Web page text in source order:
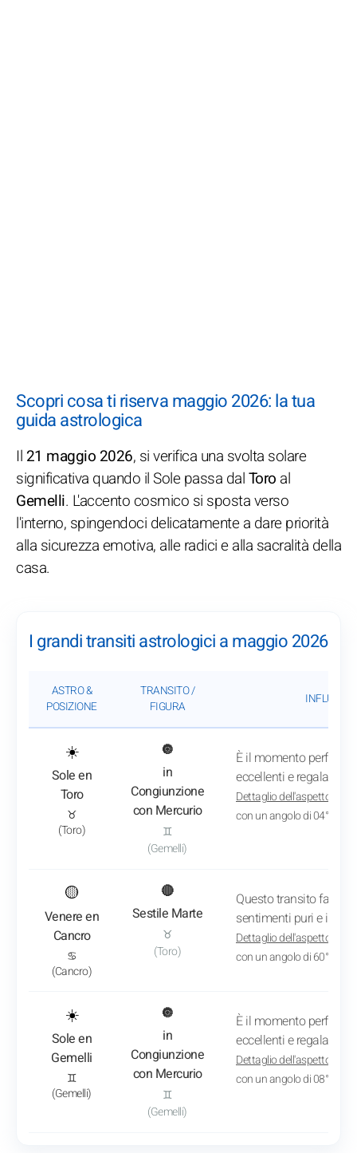
Scopri cosa ti riserva maggio 2026: la tua
guida astrologica
Il 21 maggio 2026, si verifica una svolta solare
significativa quando il Sole passa dalToro al
Gemelli. L'accento cosmico si sposta verso
l'interno, spingendoci delicatamente a dare priorità
alla sicurezza emotiva, alle radici e alla sacralità della
casa.
I grandi transiti astrologici a maggio 2026
ASTRO &
POSIZIONE
TRANSITO /
FIGURA
☀️
Sole en
Toro
: Vedi l'analisi del transito
♉
(Toro)
🔘
in
Congiunzione
con Mercurio
♊
(Gemelli)
È il momento perfetto
eccellenti e regalarsi
Dettaglio dell'aspetto
con un angolo di 04° 27'
🟡
Venere en
Cancro
: Vedi l'analisi del transito
♋
(Cancro)
🔴
Sestile Marte
♉
(Toro)
Questo transito
sentimenti puri e il
Dettaglio dell'aspetto
con un angolo di 60° 00'
☀️
Sole en
Gemelli
: Vedi l'analisi del transito
♊
(Gemelli)
🔘
in
Congiunzione
con Mercurio
♊
(Gemelli)
È il momento perfetto
eccellenti e regalarsi
Dettaglio dell'aspetto
con un angolo di 08° 02'